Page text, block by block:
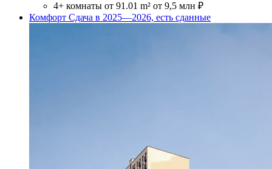
4+ комнаты от 91.01 m² от 9,5 млн ₽
Комфорт Сдача в 2025—2026, есть сданные